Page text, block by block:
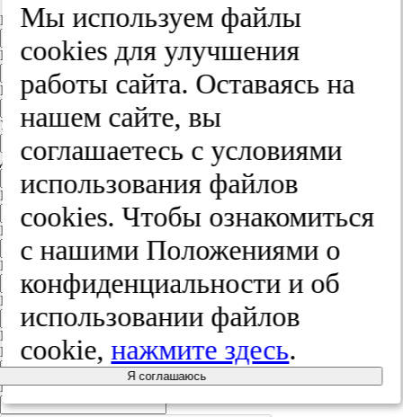
Индекс
Город
Край
Улица
Дом
Квартира
Название юридического лица
ИНН
КПП
Пароль
Пароль
Повторите пароль
Мы используем файлы
cооkies для улучшения
работы сайта. Оставаясь на
нашем сайте, вы
соглашаетесь с условиями
использования файлов
cооkies. Чтобы ознакомиться
с нашими Положениями о
конфиденциальности и об
использовании файлов
cookie,нажмите здесь.
Я соглашаюсь